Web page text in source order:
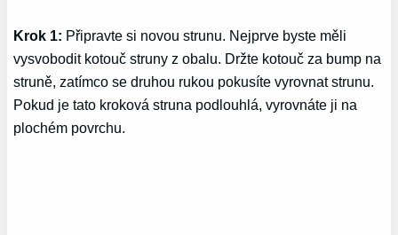
Krok 1: Připravte si novou strunu. Nejprve byste měli
vysvobodit kotouč struny z obalu. Držte kotouč za bump na
struně, zatímco se druhou rukou pokusíte vyrovnat strunu.
Pokud je tato kroková struna podlouhlá, vyrovnáte ji na
plochém povrchu.